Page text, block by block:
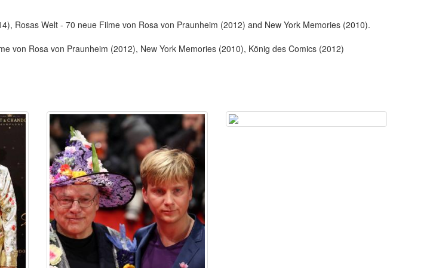
Rosas Welt - 70 neue Filme von Rosa von Praunheim (2012) and New York Memories (2010).
von Rosa von Praunheim (2012), New York Memories (2010), König des Comics (2012)